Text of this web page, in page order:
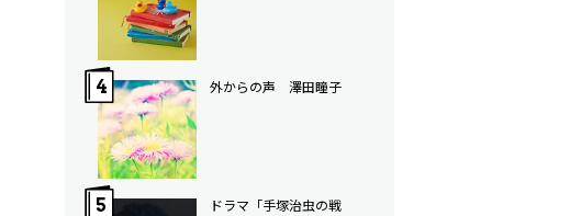
外からの声 澤田瞳子
ドラマ「手塚治虫の戦